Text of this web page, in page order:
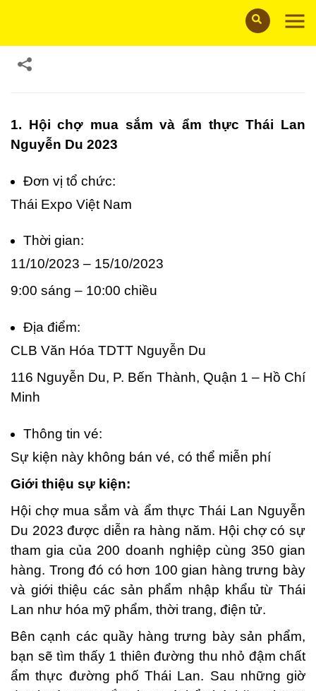
1. Hội chợ mua sắm và ẩm thực Thái Lan
Nguyễn Du 2023
Đơn vị tổ chức:
Thái Expo Việt Nam
Thời gian:
11/10/2023 – 15/10/2023
9:00 sáng – 10:00 chiều
Địa điểm:
CLB Văn Hóa TDTT Nguyễn Du
116 Nguyễn Du, P. Bến Thành, Quận 1 – Hồ Chí
Minh
Thông tin vé:
Sự kiện này không bán vé, có thể miễn phí
Giới thiệu sự kiện:
Hội chợ mua sắm và ẩm thực Thái Lan Nguyễn
Du 2023 được diễn ra hàng năm. Hội chợ có sự
tham gia của 200 doanh nghiệp cùng 350 gian
hàng. Trong đó có hơn 100 gian hàng trưng bày
và giới thiệu các sản phẩm nhập khẩu từ Thái
Lan như hóa mỹ phẩm, thời trang, điện tử.
Bên cạnh các quầy hàng trưng bày sản phẩm,
bạn sẽ tìm thấy 1 thiên đường thu nhỏ đậm chất
ẩm thực đường phố Thái Lan. Sau những giờ